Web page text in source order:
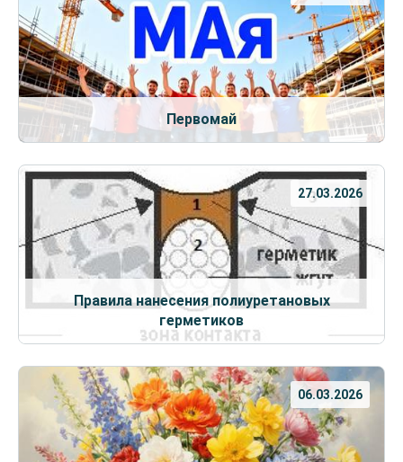
Первомай
27.03.2026
Правила нанесения полиуретановых
герметиков
06.03.2026